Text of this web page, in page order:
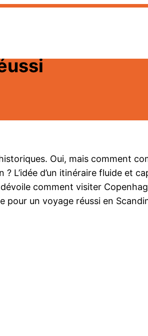
à oslo :
Oui, mais comment
L’idée d’un itinéraire fluide et
comment visiter
un voyage réussi en